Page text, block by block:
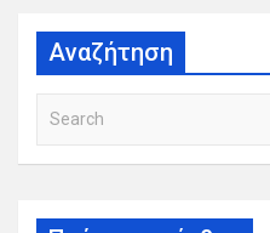
Αναζήτηση
a